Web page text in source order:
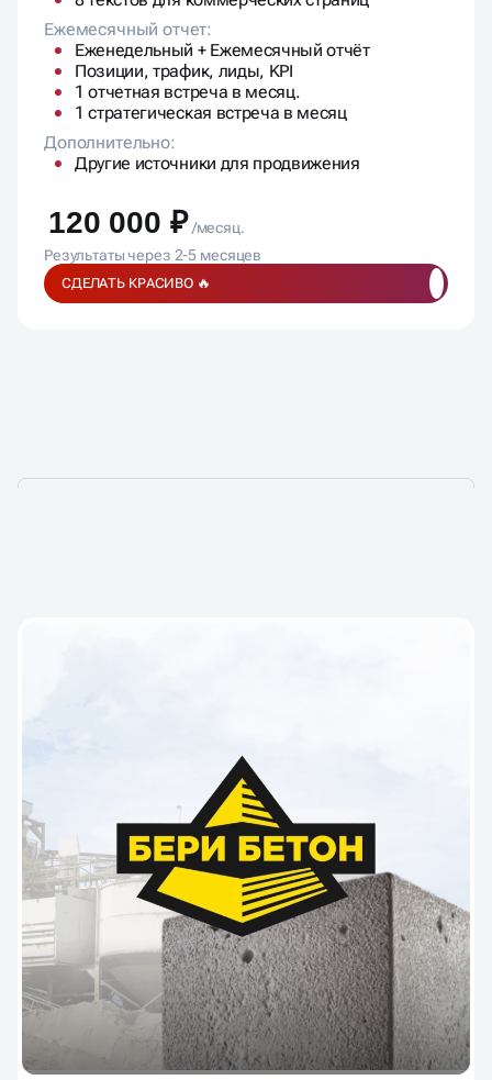
Ежемесячный отчет:
Еженедельный + Ежемесячный отчёт
Позиции, трафик, лиды, KPI
1 отчетная встреча в месяц.
1 стратегическая встреча в месяц
Дополнительно:
Другие источники для продвижения
120 000 ₽ /месяц.
Результаты через 2-5 месяцев
СДЕЛАТЬ КРАСИВО 🔥